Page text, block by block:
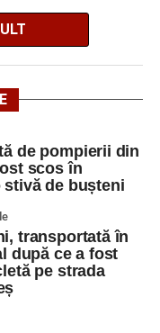
NR.
TELEFON/E-
MAIL
preferată
News
de muncă vacante
de 10 august 2026
multe domenii de
cu experiență,
locurile de muncă
oficială ANOFM,
asemenea, informații
de pompierii din
scos în
de bușteni
transportată în
după ce a fost
pe strada